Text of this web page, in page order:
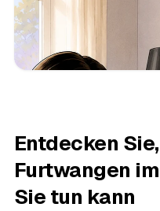
Entdecken
Furtwangen
Sie tun kann